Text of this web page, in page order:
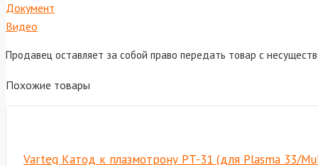
Документ
Видео
Продавец оставляет за собой право передать товар с
Похожие товары
Varteg Катод к плазмотрону PT-31 (для Plasma 33/